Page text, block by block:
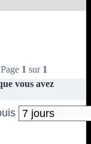
1 sur 1
vous avez